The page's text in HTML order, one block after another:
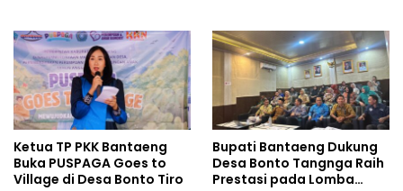
Ketua TP PKK Bantaeng
Buka PUSPAGA Goes to
Village di Desa Bonto Tiro
Bupati Bantaeng Dukung
Desa Bonto Tangnga Raih
Prestasi pada Lomba